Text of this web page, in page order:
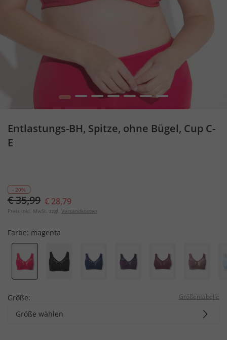
1 2 3 4 5 6 7
Entlastungs-BH, Spitze, ohne Bügel, Cup C-
E
- 20%
€ 35,99 € 28,79
Preis inkl. MwSt. zzgl. Versandkosten
Farbe: magenta
Größe: Größentabelle
Größe wählen